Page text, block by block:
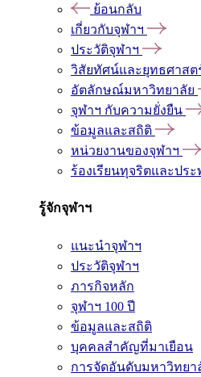
ย้อนกลับ
เกี่ยวกับจุฬาฯ
ประวัติจุฬาฯ
วิสัยทัศน์และยุทธศาสต
อัตลักษณ์มหาวิทยาลัย
จุฬาฯ กับความยั่งยืน
ข้อมูลและสถิติ
หน่วยงานของจุฬาฯ
ร้องเรียนทุจริตและปร
รู้จักจุฬาฯ
แนะนำจุฬาฯ
ประวัติจุฬาฯ
ภารกิจหลัก
จุฬาฯ 100 ปี
ข้อมูลและสถิติ
บุคคลสำคัญที่มาเยือน
การจัดอันดับมหาวิทยา